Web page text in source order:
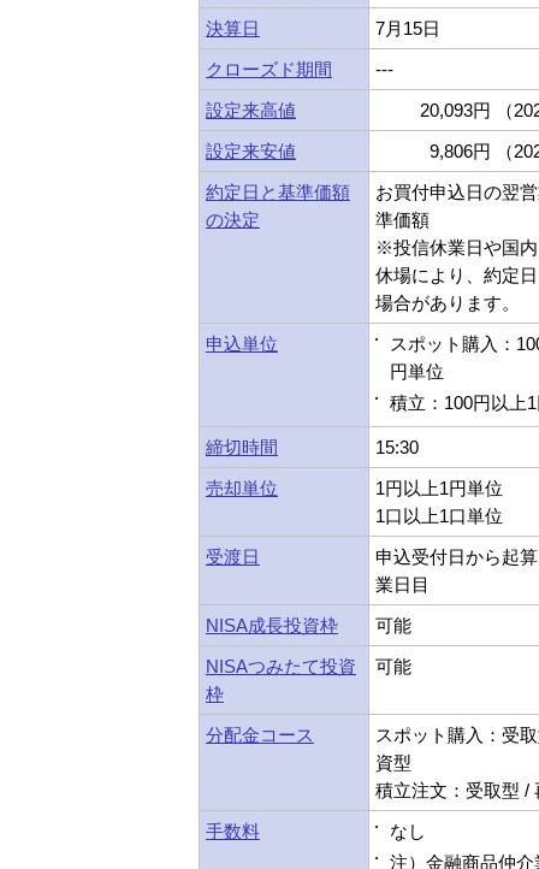
決算日
7月15日
クローズド期間
---
設定来高値
20,093円 （
設定来安値
9,806円 （
約定日と基準価額
の決定
お買付申込日の翌
準価額
※投信休業日や国
休場により、約定
場合があります。
申込単位
スポット購入：
円単位
積立：100円以上
締切時間
15:30
売却単位
1円以上1円単位
1口以上1口単位
受渡日
申込受付日から起
業日目
NISA成長投資枠
可能
NISAつみたて投資
枠
可能
分配金コース
スポット購入：受
資型
積立注文：受取型 /
手数料
なし
注）金融商品仲介